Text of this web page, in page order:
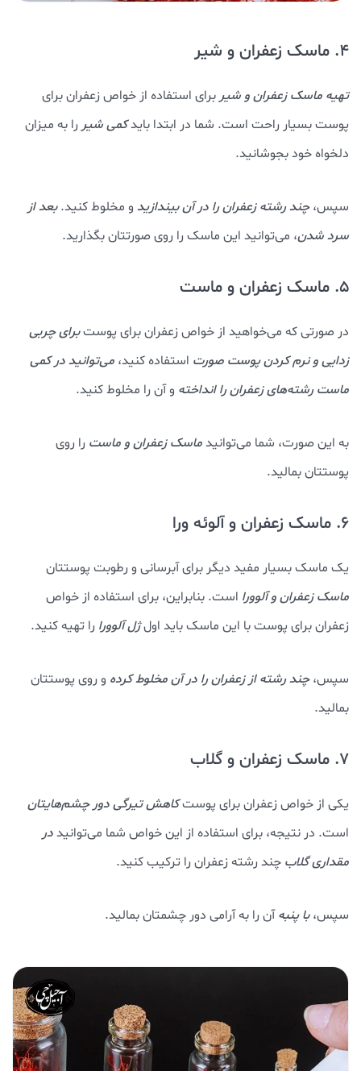
4. ماسک زعفران و شیر
تهیه ماسک زعفران و شیر برای استفاده از خواص زعفران برای
پوست بسیار راحت است. شما در ابتدا بایدکمی شیر را به میزان
دلخواه خود بجوشانید.
سپس،چند رشته زعفران را در آن بیندازید و مخلوط کنید.بعد از
سرد شدن، می‌توانید این ماسک را روی صورتتان بگذارید.
5. ماسک زعفران و ماست
در صورتی که می‌خواهید از خواص زعفران برای پوستبرای چربی
زدایی و نرم کردن پوست صورت استفاده کنید، می‌توانید در کمی
ماست رشته‌های زعفران را انداخته و آن را مخلوط کنید.
به این صورت، شما می‌توانیدماسک زعفران و ماست را روی
پوستتان بمالید.
6. ماسک زعفران و آلوئه ورا
یک ماسک بسیار مفید دیگر برای آبرسانی و رطوبت پوستتان
ماسک زعفران و آلوورا است. بنابراین، برای استفاده از خواص
زعفران برای پوست با این ماسک باید اولژل آلوورا را تهیه کنید.
سپس،چند رشته از زعفران را در آن مخلوط کرده و روی پوستتان
بمالید.
7. ماسک زعفران و گلاب
یکی از خواص زعفران برای پوستکاهش تیرگی دور چشم‌هایتان
است. در نتیجه، برای استفاده از این خواص شما می‌توانیددر
مقداری گلاب چند رشته زعفران را ترکیب کنید.
سپس،با پنبهآن را به آرامی دور چشمتان بمالید.